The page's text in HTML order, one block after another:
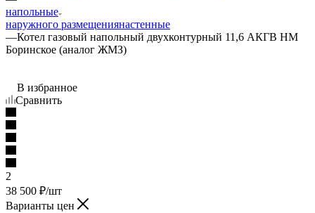
напольные
наружного размещениянастенные
—Котел газовый напольный двухконтурный 11,6 АКГВ НМ
Боринское (аналог ЖМЗ)
В избранное
Сравнить
2
38 500 ₽/шт
Варианты цен